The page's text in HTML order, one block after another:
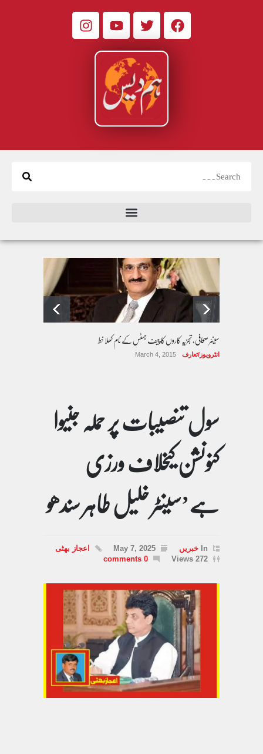
سینئر صحافی، تجزیہ کاروں کا چیف جسٹس کے نام کھلا خط
انٹرویوز/تعارف March 4, 2015
سول تنصیبات پر حملہ جنیوا
کنونشن کیخلاف ورزی
ہے’سینٹر خلیل طاہر سندھو
In خبریں May 7, 2025
اعجاز بھٹی
272 Views
0 comments